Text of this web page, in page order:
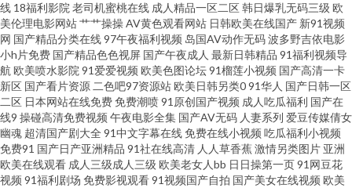
精品色片 欧美另类日韩 另类欧美综合 精品久久人妻 国产在线第9页 韩国av久
久 国厂黄色 福利姬网站免费看 超碰99日 97搞97干在线 jk白丝被c av总站 国
产操逼视频在线 国产另类综合 九九超踫 另类影音 萌白酱白虎一线天 日韩狼
友网 日韩美女电影 神马影院午夜限制 91综合色图 成人Aⅴ视频 久久草福利
线 18福利影院 老司机蜜桃在线 成人精品一区二区韩日爆乳无码三级 欧
美伦理电影网站艹艹操操AV黄色观看网站 日韩欧美在线国产 新91视频
网 国产精品分类在线97午夜福利视频 岛国AV动作无码波多野吉依电影
小h片免费 国产精品色色视屏 国产午夜成人 最新日韩精品 91福利视频导
航 欧美喷水影院 91爱爱视频 欧美色图论坛91榴莲小视频 国产高清一卡
新区 国产看片资源 二色吧97资源站欧美日韩另类091华人 国产日韩一区
二区 日本网站在线免费免费潮喷91原创国产视频 成人吃瓜福利 国产在
线9 操碰高清免费视频 午夜电影全集 国产AV无码 人妻系列 爱豆传媒倩女
幽魂 超清国产剧大全 91中文字幕在线免费在线小视频 吃瓜福利小视频
免费91 国产日产亚洲精品 91社在线高清 人人草香蕉激情另类图片 亚洲
欧美在线观看 成人三级成人三级 欧美老女人bb 日日操第一页91网豆花
视频 91福利剧场 免费影视观看91视频国产自拍 国产美女在线视频 欧美